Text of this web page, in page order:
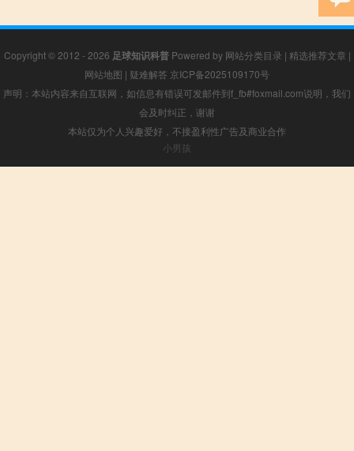
Copyright © 2012 - 2026 足球知识科普Powered by 网站分类目录 | 精选推荐文章 |
网站地图 | 疑难解答 京ICP备2025109170号
声明：本站内容来自互联网，如信息有错误可发邮件到f_fb#foxmail.com说明，我们
会及时纠正，谢谢
本站仅为个人兴趣爱好，不接盈利性广告及商业合作
小男孩